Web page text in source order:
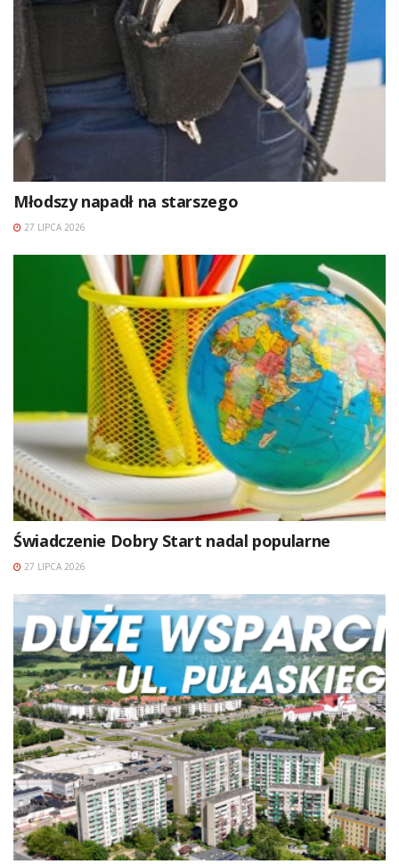
Młodszy napadł na starszego
27 LIPCA 2026
Świadczenie Dobry Start nadal popularne
27 LIPCA 2026